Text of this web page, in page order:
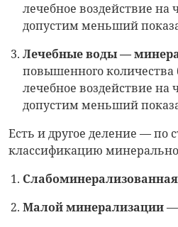
лечебное воздействие на
допустим меньший
Лечебные воды —
повышенного количества
лечебное воздействие на
допустим меньший
Есть и другое деление — по
классификацию
Слабоминерализованная
Малой минерализации—